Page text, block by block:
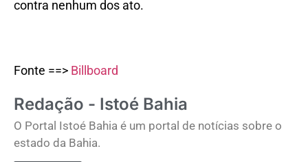
contra nenhum dos ato.
Fonte ==> Billboard
Redação - Istoé Bahia
O Portal Istoé Bahia é um portal de notícias sobre o
estado da Bahia.